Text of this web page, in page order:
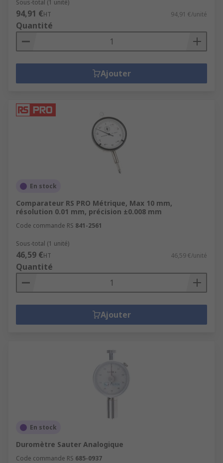
Sous-total (1 unité)
94,91 €HT 94,91 €/unité
Quantité
Ajouter
En stock
Comparateur RS PRO Métrique, Max 10 mm,
résolution 0.01 mm, précision ±0.008 mm
Code commande RS 841-2561
Sous-total (1 unité)
46,59 €HT 46,59 €/unité
Quantité
Ajouter
En stock
Duromètre Sauter Analogique
Code commande RS 685-0937